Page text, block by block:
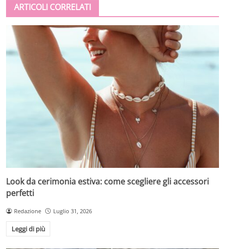
ARTICOLI CORRELATI
Look da cerimonia estiva: come scegliere gli accessori
perfetti
Redazione Luglio 31, 2026
Leggi di più